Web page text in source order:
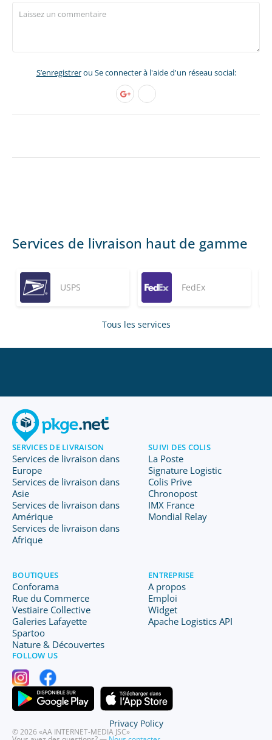
S’enregistrerou Se connecter à l'aide d'un réseau social:
Services de livraison haut de gamme
USPS FedEx
Tous les services
SERVICES DE LIVRAISON
Services de livraison dans
Europe
Services de livraison dans
Asie
Services de livraison dans
Amérique
Services de livraison dans
Afrique
SUIVI DES COLIS
La Poste
Signature Logistic
Colis Prive
Chronopost
IMX France
Mondial Relay
BOUTIQUES
Conforama
Rue du Commerce
Vestiaire Collective
Galeries Lafayette
Spartoo
Nature & Découvertes
ENTREPRISE
A propos
Emploi
Widget
Apache Logistics API
FOLLOW US
© 2026 «AA INTERNET-MEDIA JSC»
Privacy Policy